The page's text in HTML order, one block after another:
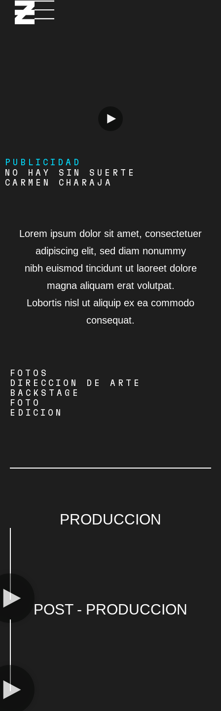
PUBLICIDAD
NO HAY SIN SUERTE
CARMEN CHARAJA
Lorem ipsum dolor sit amet, consectetuer
adipiscing elit, sed diam nonummy
nibh euismod tincidunt ut laoreet dolore
magna aliquam erat volutpat.
Lobortis nisl ut aliquip ex ea commodo
consequat.
FOTOS
DIRECCION DE ARTE
BACKSTAGE
FOTO
EDICION
PRODUCCION
POST - PRODUCCION